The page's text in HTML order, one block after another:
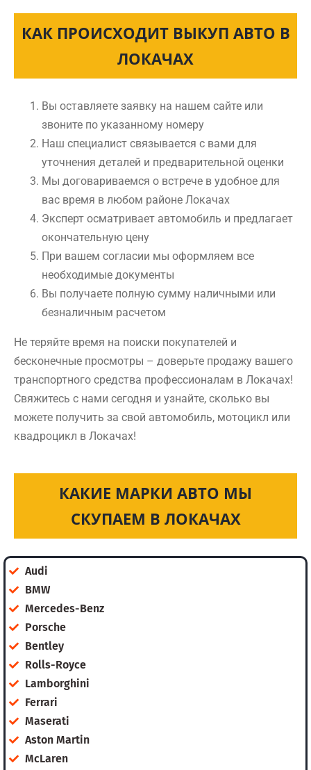
КАК ПРОИСХОДИТ ВЫКУП АВТО В
ЛОКАЧАХ
Вы оставляете заявку на нашем сайте или
звоните по указанному номеру
Наш специалист связывается с вами для
уточнения деталей и предварительной оценки
Мы договариваемся о встрече в удобное для
вас время в любом районе Локачах
Эксперт осматривает автомобиль и предлагает
окончательную цену
При вашем согласии мы оформляем все
необходимые документы
Вы получаете полную сумму наличными или
безналичным расчетом
Не теряйте время на поиски покупателей и
бесконечные просмотры – доверьте продажу вашего
транспортного средства профессионалам в Локачах!
Свяжитесь с нами сегодня и узнайте, сколько вы
можете получить за свой автомобиль, мотоцикл или
квадроцикл в Локачах!
КАКИЕ МАРКИ АВТО МЫ
СКУПАЕМ В ЛОКАЧАХ
Audi
BMW
Mercedes-Benz
Porsche
Bentley
Rolls-Royce
Lamborghini
Ferrari
Maserati
Aston Martin
McLaren